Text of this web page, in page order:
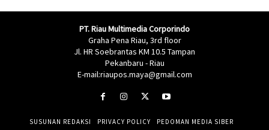
PT. Riau Multimedia Corporindo
Graha Pena Riau, 3rd floor
Jl. HR Soebrantas KM 10.5 Tampan
Pekanbaru - Riau
E-mail:riaupos.maya@gmail.com
SUSUNAN REDAKSI PRIVACY POLICY
PEDOMAN MEDIA SIBER